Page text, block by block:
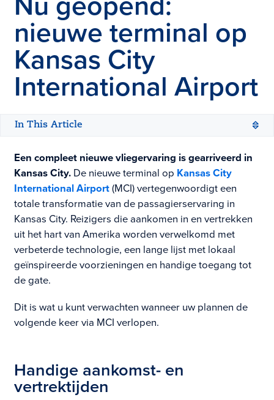
nieuwe terminal op
Kansas City
International Airport
In This Article
Een compleet nieuwe vliegervaring is gearriveerd in
Kansas City.De nieuwe terminal op Kansas City
International Airport(MCI) vertegenwoordigt een
totale transformatie van de passagierservaring in
Kansas City. Reizigers die aankomen in en vertrekken
uit het hart van Amerika worden verwelkomd met
verbeterde technologie, een lange lijst met lokaal
geïnspireerde voorzieningen en handige toegang tot
de gate.
Dit is wat u kunt verwachten wanneer uw plannen de
volgende keer via MCI verlopen.
Handige aankomst- en
vertrektijden